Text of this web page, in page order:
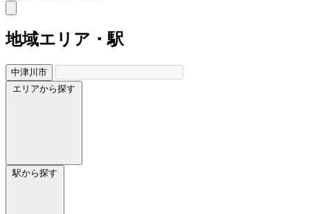
地域エリア・駅
中津川市
エリアから探す
駅から探す